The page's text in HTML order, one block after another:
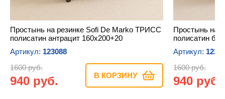
Простынь на резинке Sofi De Marko ТРИСС
полисатин антрацит 160х200+20
Артикул: 123088
1600 руб.
940 руб. В КОРЗИНУ
Простынь на
полисатин
Артикул:
1600 руб.
940 руб.